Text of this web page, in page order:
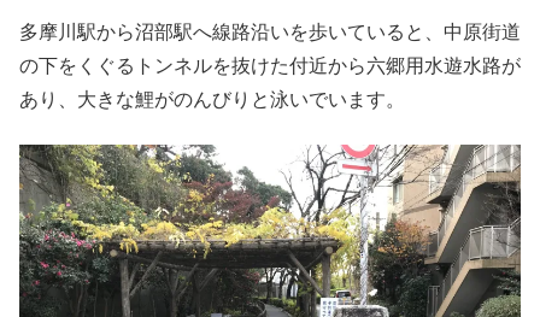
多摩川駅から沼部駅へ線路沿いを歩いていると、中原街道
の下をくぐるトンネルを抜けた付近から六郷用水遊水路が
あり、大きな鯉がのんびりと泳いでいます。